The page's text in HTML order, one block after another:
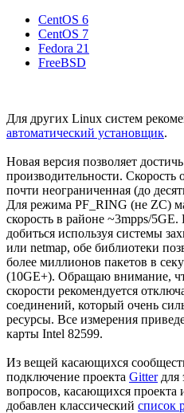
CentOS 6
CentOS 7
Fedora 21
FreeBSD
Для других Linux систем
автоматический установщик.
Новая версия позволяет
производительности.
почти неограниченная (до
Для режима PF_RING (не ZC)
скорость в районе ~3mpps/
добиться используя системы
или netmap, обе библиотеки
более миллионов пакетов в
(10GE+). Обращаю внимание,
скорости рекомендуется
соединений, который очень
ресурсы. Все измерения
карты Intel 82599.
Из вещей касающихся
подключение проекта Gitterдля
вопросов, касающихся проекта
добавлен классический список